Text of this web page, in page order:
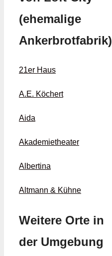
(ehemalige
Ankerbrotfabrik)
21er Haus
A.E. Köchert
Aida
Akademietheater
Albertina
Altmann & Kühne
Weitere Orte in
der Umgebung